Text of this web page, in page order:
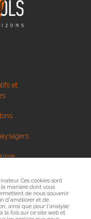
et
Ces cookies sont
manière dont vous
de nous souvenir
d'améliorer et de
ainsi que pour l'analyse
la fois sur ce site web et